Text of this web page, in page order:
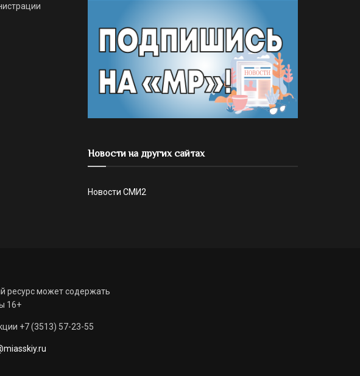
Новости на других сайтах
Новости СМИ2
ресурс может содержать
16+
+7 (3513) 57-23-55